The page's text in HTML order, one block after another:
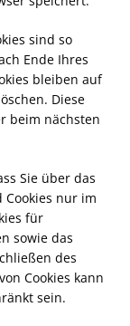
sind so
Ende Ihres
bleiben auf
Diese
beim nächsten
Sie über das
Cookies nur im
für
sowie das
des
Cookies kann
sein.